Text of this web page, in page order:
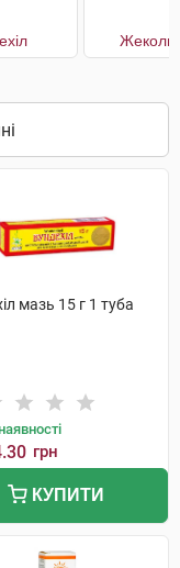
Жеколь
мазь 15 г 1 туба
грн
КУПИТИ